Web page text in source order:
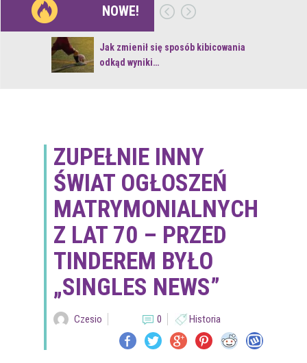
NOWE!
Jak zmienił się sposób kibicowania
odkąd wyniki…
ZUPEŁNIE INNY
ŚWIAT OGŁOSZEŃ
MATRYMONIALNYCH
Z LAT 70 – PRZED
TINDEREM BYŁO
„SINGLES NEWS”
Czesio 0 Historia